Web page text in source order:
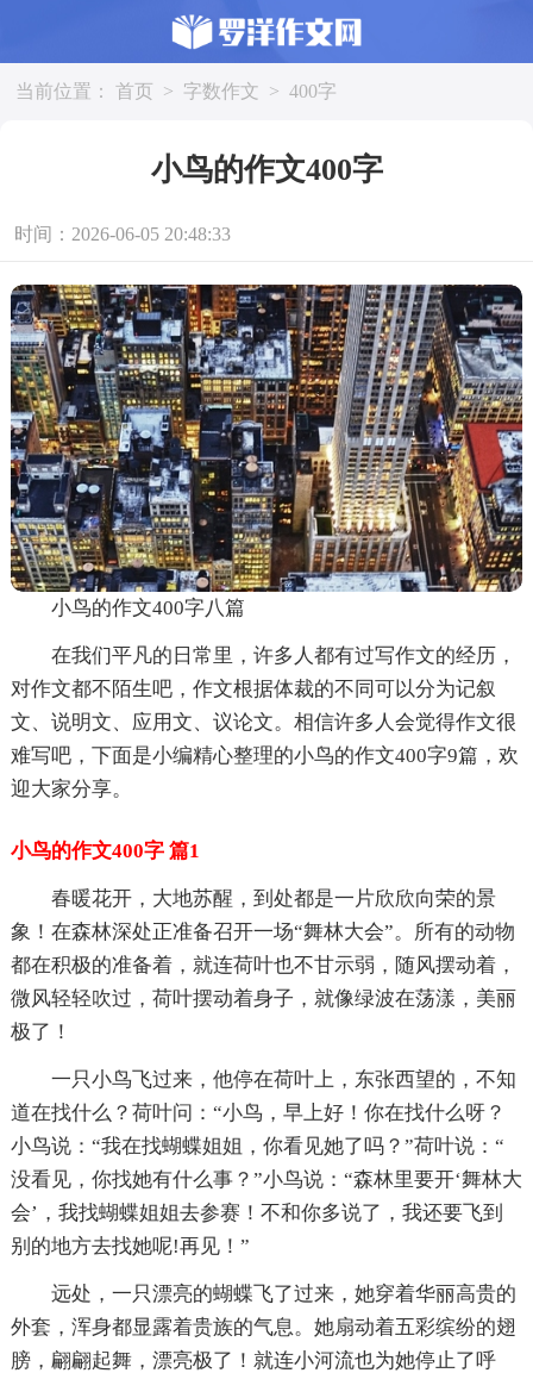
当前位置： 首页 > 字数作文 > 400字
小鸟的作文400字
时间：2026-06-05 20:48:33
小鸟的作文400字八篇
在我们平凡的日常里，许多人都有过写作文的经历，
对作文都不陌生吧，作文根据体裁的不同可以分为记叙
文、说明文、应用文、议论文。相信许多人会觉得作文很
难写吧，下面是小编精心整理的小鸟的作文400字9篇，欢
迎大家分享。
小鸟的作文400字 篇1
春暖花开，大地苏醒，到处都是一片欣欣向荣的景
象！在森林深处正准备召开一场“舞林大会”。所有的动物
都在积极的准备着，就连荷叶也不甘示弱，随风摆动着，
微风轻轻吹过，荷叶摆动着身子，就像绿波在荡漾，美丽
极了！
一只小鸟飞过来，他停在荷叶上，东张西望的，不知
道在找什么？荷叶问：“小鸟，早上好！你在找什么呀？
小鸟说：“我在找蝴蝶姐姐，你看见她了吗？”荷叶说：“
没看见，你找她有什么事？”小鸟说：“森林里要开‘舞林大
会’，我找蝴蝶姐姐去参赛！不和你多说了，我还要飞到
别的地方去找她呢!再见！”
远处，一只漂亮的蝴蝶飞了过来，她穿着华丽高贵的
外套，浑身都显露着贵族的气息。她扇动着五彩缤纷的翅
膀，翩翩起舞，漂亮极了！就连小河流也为她停止了呼